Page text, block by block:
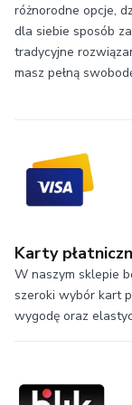
różnorodne opcje,
dla siebie sposób
tradycyjne
masz pełną
Karty
W naszym sklepie
szeroki wybór kart
wygodę oraz